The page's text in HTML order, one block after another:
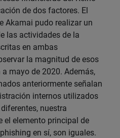
de dos factores. El
Akamai pudo realizar un
las actividades de la
en ambas
la magnitud de esos
mayo de 2020. Además,
anteriormente señalan
internos utilizados
nuestra
el elemento principal de
en sí, son iguales.